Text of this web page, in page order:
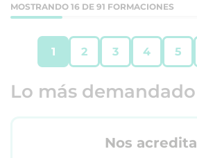
MOSTRANDO 16 DE 91 FORMACIONES
1 2 3 4 5
Lo más demandado
Nos